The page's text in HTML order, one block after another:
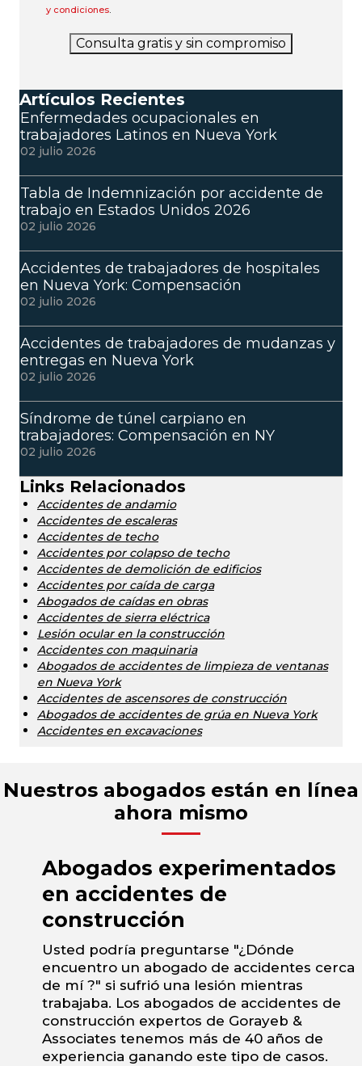
y condiciones.
Consulta gratis y sin compromiso
Artículos Recientes
Enfermedades ocupacionales en
trabajadores Latinos en Nueva York
02 julio 2026
Tabla de Indemnización por accidente de
trabajo en Estados Unidos 2026
02 julio 2026
Accidentes de trabajadores de hospitales
en Nueva York: Compensación
02 julio 2026
Accidentes de trabajadores de mudanzas y
entregas en Nueva York
02 julio 2026
Síndrome de túnel carpiano en
trabajadores: Compensación en NY
02 julio 2026
Links Relacionados
Accidentes de andamio
Accidentes de escaleras
Accidentes de techo
Accidentes por colapso de techo
Accidentes de demolición de edificios
Accidentes por caída de carga
Abogados de caídas en obras
Accidentes de sierra eléctrica
Lesión ocular en la construcción
Accidentes con maquinaria
Abogados de accidentes de limpieza de ventanas
en Nueva York
Accidentes de ascensores de construcción
Abogados de accidentes de grúa en Nueva York
Accidentes en excavaciones
Nuestros abogados están en línea
ahora mismo
Abogados experimentados
en accidentes de
construcción
Usted podría preguntarse "¿Dónde
encuentro un abogado de accidentes cerca
de mí ?" si sufrió una lesión mientras
trabajaba. Los abogados de accidentes de
construcción expertos de Gorayeb &
Associates tenemos más de 40 años de
experiencia ganando este tipo de casos.